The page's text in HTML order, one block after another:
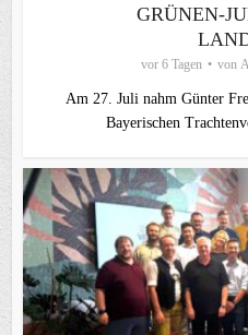
GRÜNEN-
vor 6 Tagen von
Am 27. Juli nahm Günter
Bayerischen